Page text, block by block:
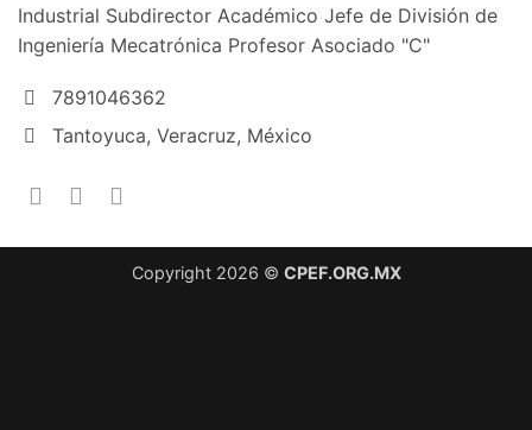
Industrial Subdirector Académico Jefe de División de
Ingeniería Mecatrónica Profesor Asociado "C"
7891046362
Tantoyuca, Veracruz, México
Copyright 2026 © CPEF.ORG.MX